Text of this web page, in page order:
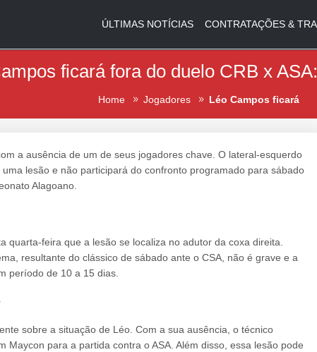
ÚLTIMAS NOTÍCIAS CONTRATAÇÕES &
ficará fora do duelo CRB x
Home Jogadores Léo Campos ficará
a ausência de um de seus jogadores chave. O lateral-esquerdo
lesão e não participará do confronto programado para sábado
Alagoano.
quarta-feira que a lesão se localiza no adutor da coxa direita.
resultante do clássico de sábado ante o CSA, não é grave e a
período de 10 a 15 dias.
sobre a situação de Léo. Com a sua ausência, o técnico
Maycon para a partida contra o ASA. Além disso, essa lesão pode